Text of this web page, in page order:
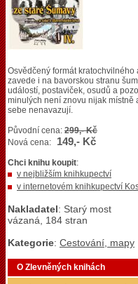
Osvědčený formát
zavede i na bavorskou stranu
událostí, postaviček, osudů a
minulých není znovu nijak
sebe nenavazují.
Původní cena: 299,- Kč
Nová cena:
149,- Kč
Chci knihu koupit:
v nejbližším knihkupectví
v internetovém knihkupectví
Nakladatel: Starý most
vázaná, 184 stran
Kategorie: Cestování, mapy
O Zlevněných knihách